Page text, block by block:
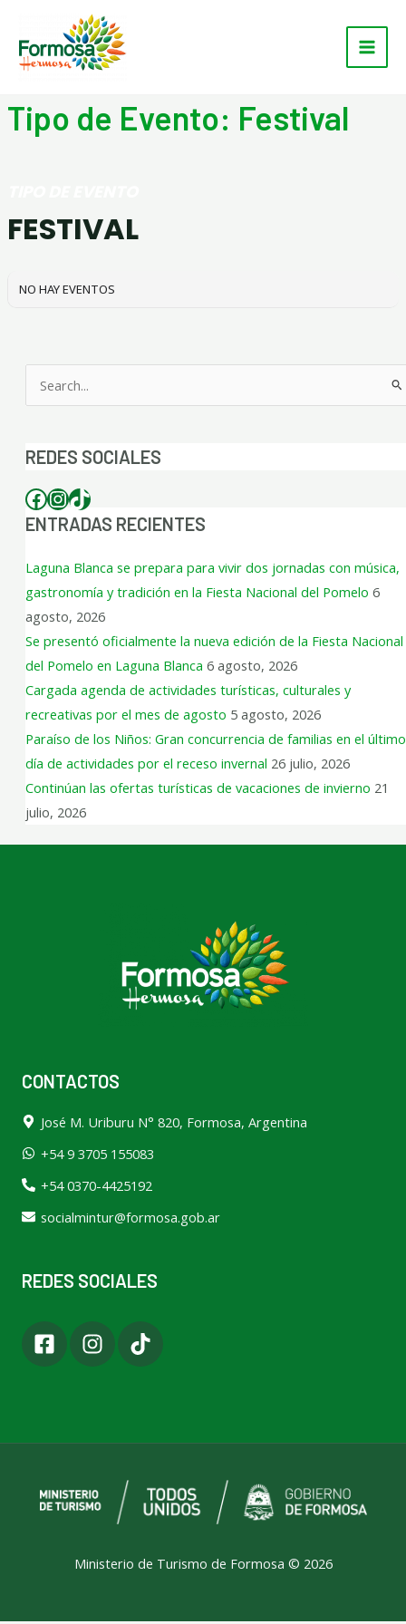
contenido
Tipo de Evento: Festival
FESTIVAL
NO HAY EVENTOS
Buscar
por:
REDES SOCIALES
ENTRADAS RECIENTES
Laguna Blanca se prepara para vivir dos jornadas con música,
gastronomía y tradición en la Fiesta Nacional del Pomelo 6
agosto, 2026
Se presentó oficialmente la nueva edición de la Fiesta Nacional
del Pomelo en Laguna Blanca 6 agosto, 2026
Cargada agenda de actividades turísticas, culturales y
recreativas por el mes de agosto 5 agosto, 2026
Paraíso de los Niños: Gran concurrencia de familias en el último
día de actividades por el receso invernal 26 julio, 2026
Continúan las ofertas turísticas de vacaciones de invierno 21
julio, 2026
CONTACTOS
José M. Uriburu N° 820, Formosa, Argentina
+54 9 3705 155083
+54 0370-4425192
socialmintur@formosa.gob.ar
REDES SOCIALES
Ministerio de Turismo de Formosa © 2026